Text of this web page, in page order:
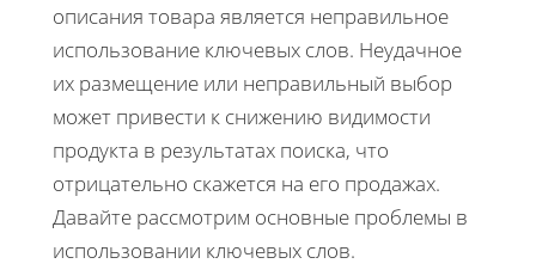
описания товара является неправильное
использование ключевых слов. Неудачное
их размещение или неправильный выбор
может привести к снижению видимости
продукта в результатах поиска, что
отрицательно скажется на его продажах.
Давайте рассмотрим основные проблемы в
использовании ключевых слов.